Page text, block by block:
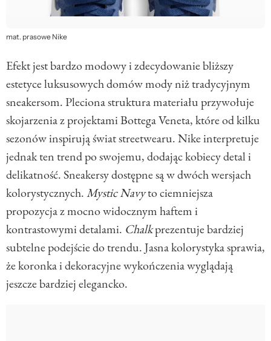
mat. prasowe Nike
Efekt jest bardzo modowy i zdecydowanie bliższy
estetyce luksusowych domów mody niż tradycyjnym
sneakersom. Pleciona struktura materiału przywołuje
skojarzenia z projektamiBottega Veneta, które od kilku
sezonów inspirują świat streetwearu. Nike interpretuje
jednak ten trend po swojemu, dodając kobiecy detal i
delikatność. Sneakersy dostępne są w dwóch wersjach
kolorystycznych.Mystic Navyto ciemniejsza
propozycja z mocno widocznym haftem i
kontrastowymi detalami. Chalkprezentuje bardziej
subtelne podejście do trendu. Jasna kolorystyka sprawia,
że koronka i dekoracyjne wykończenia wyglądają
jeszcze bardziej elegancko.